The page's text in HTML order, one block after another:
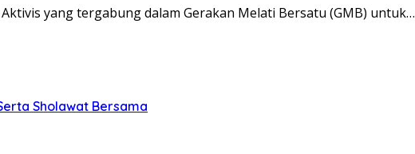
Aktivis yang tergabung dalam Gerakan Melati Bersatu (GMB) untuk…
Sholawat Bersama